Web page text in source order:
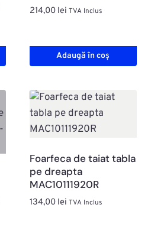
214,00 lei TVA Inclus
Adaugă în coș
Foarfeca de taiat tabla
pe dreapta
MAC10111920R
134,00 lei TVA Inclus